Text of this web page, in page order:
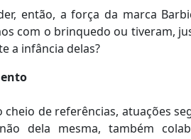
então, a força da marca
com o brinquedo ou tiveram,
a infância delas?
de referências, atuações
dela mesma, também